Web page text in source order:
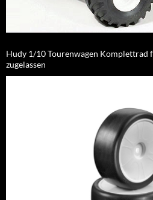
Hudy 1/10 Tourenwagen Komplettrad
zugelassen